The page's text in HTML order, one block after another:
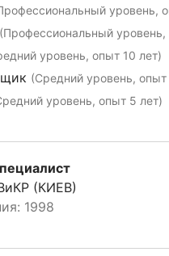
уровень,
(Профессиональный уровень,
уровень, опыт 10 лет)
(Средний уровень, опыт
уровень, опыт 5 лет)
(КИЕВ)
1998